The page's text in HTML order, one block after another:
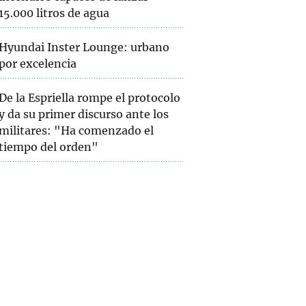
litros de agua
Inster Lounge: urbano
excelencia
la Espriella rompe el protocolo
da su primer discurso ante los
"Ha comenzado el
del orden"